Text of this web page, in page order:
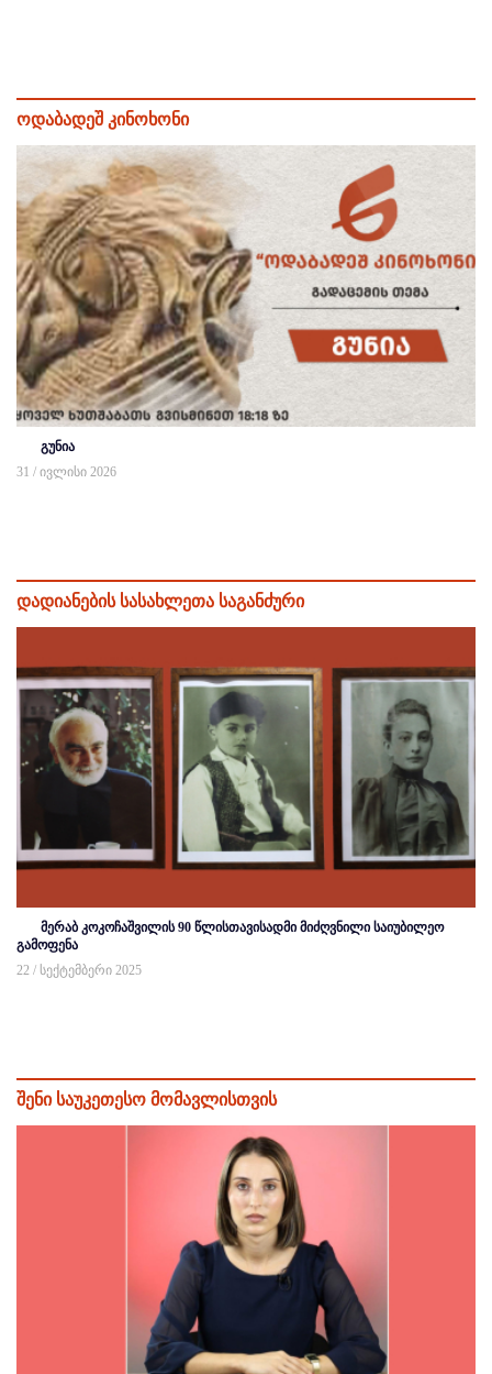
ოდაბადეშ კინოხონი
გუნია
31 / ივლისი 2026
დადიანების სასახლეთა საგანძური
მერაბ კოკოჩაშვილის 90 წლისთავისადმი მიძღვნილი საიუბილეო
გამოფენა
22 / სექტემბერი 2025
შენი საუკეთესო მომავლისთვის